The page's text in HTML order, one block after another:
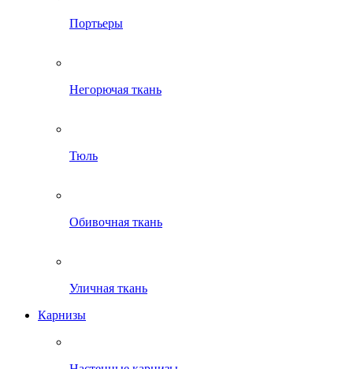
Портьеры
Негорючая ткань
Тюль
Обивочная ткань
Уличная ткань
Карнизы